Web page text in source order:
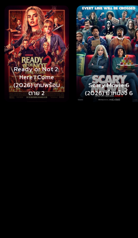
Ready or Not 2:
Here I Come
(2026) เกมพร้อม
ตาย 2
Scary Movie 6
(2026) ยำหนังจี้ 6